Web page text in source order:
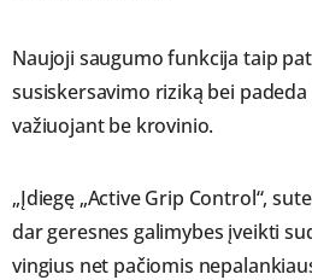
Naujoji saugumo funkcija taip
susiskersavimo riziką bei
važiuojant be krovinio.
„Įdiegę „Active Grip Control“,
dar geresnes galimybes įveikti
vingius net pačiomis